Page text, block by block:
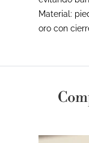
Material:
oro con